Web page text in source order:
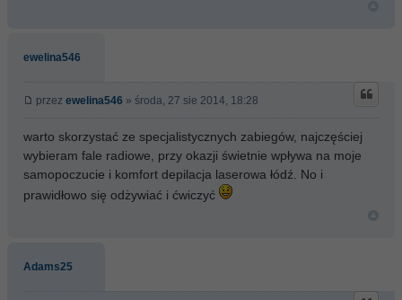
ewelina546
przez ewelina546 » środa, 27 sie 2014, 18:28
warto skorzystać ze specjalistycznych zabiegów, najczęściej
wybieram fale radiowe, przy okazji świetnie wpływa na moje
samopoczucie i komfort depilacja laserowa łódź. No i
prawidłowo się odżywiać i ćwiczyć
Adams25